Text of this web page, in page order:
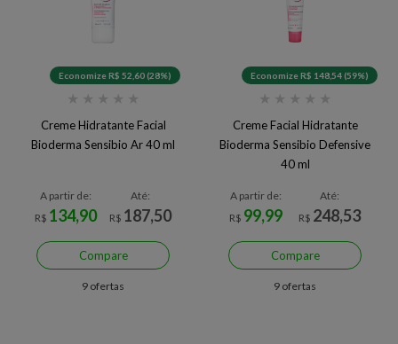
Economize R$ 52,60 (28%)
★ ★ ★ ★ ★
Creme Hidratante Facial
Bioderma Sensibio Ar 40 ml
A partir de:
R$ 134,90
Até:
R$ 187,50
Compare
9 ofertas
Economize R$ 148,54 (59%)
★ ★ ★ ★ ★
Creme Facial Hidratante
Bioderma Sensibio Defensive
40 ml
A partir de:
R$ 99,99
Até:
R$ 248,53
Compare
9 ofertas